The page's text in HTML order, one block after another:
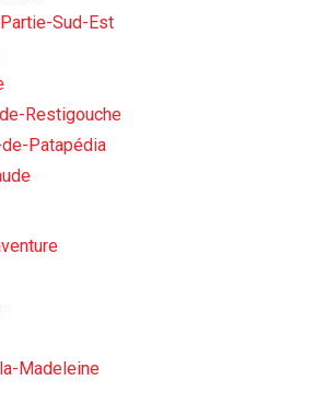
Sud-Est
Restigouche
de-Patapédia
Madeleine